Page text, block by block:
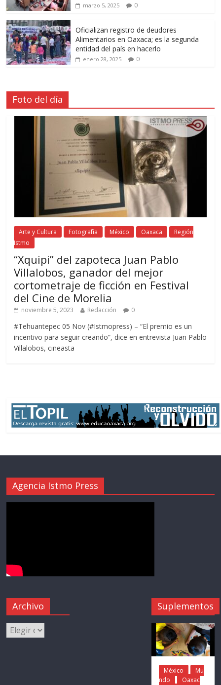
marzo 5, 2025 0
Oficializan registro de deudores
Alimentarios en Oaxaca; es la segunda
entidad del país en hacerlo
enero 28, 2025 0
Foto del día
Arte y Cultura Fotografía México Oaxaca
Región
Istmo
“Xquipi” del zapoteca Juan Pablo
Villalobos, ganador del mejor
cortometraje de ficción en Festival
del Cine de Morelia
noviembre 5, 2023 Redacción 0
#Tehuantepec 05 Nov (#Istmopress) – “El premio es un
incentivo para seguir creando”, dice en entrevista Juan Pablo
Villalobos, cineasta
Agencia Istmo Press
Archivo Suplementos
México
Mu
ndo
Oaxac